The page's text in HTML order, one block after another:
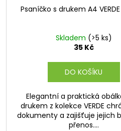
Psaníčko s drukem A4
Skladem (>5 ks)
35 Kč
DO KOŠÍKU
Elegantní a praktická
drukem z kolekce VERDE
dokumenty a zajišťuje jejich
přenos....